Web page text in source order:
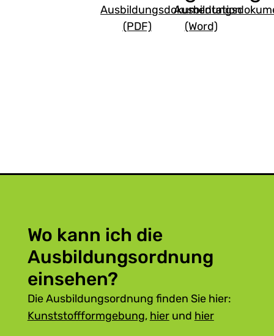
Ausbildungsdokumentation
(PDF)
(Word)
Wo kann ich die
Ausbildungsordnung
einsehen?
Die Ausbildungsordnung finden Sie hier:
Kunststoffformgebung, hierund hier